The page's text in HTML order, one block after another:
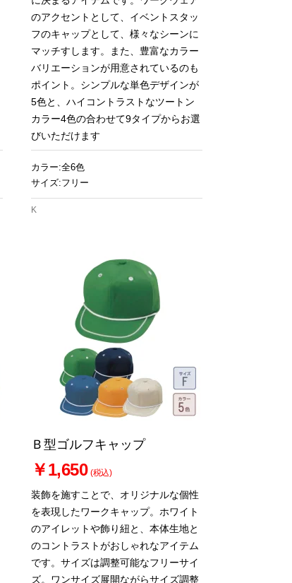
のアクセントとして、イベントスタッ
フのキャップとして、様々なシーンに
マッチすします。また、豊富なカラー
バリエーションが用意されているのも
ポイント。シンプルな単色デザインが
5色と、ハイコントラストなツートン
カラー4色の合わせて9タイプからお選
びいただけます
カラー:全6色
サイズ:フリー
K
Ｂ型ゴルフキャップ
￥1,650 (税込)
装飾を施すことで、オリジナルな個性
を表現したワークキャップ。ホワイト
のアイレットや飾り紐と、本体生地と
のコントラストがおしゃれなアイテム
です。サイズは調整可能なフリーサイ
ズ。ワンサイズ展開ながらサイズ調整